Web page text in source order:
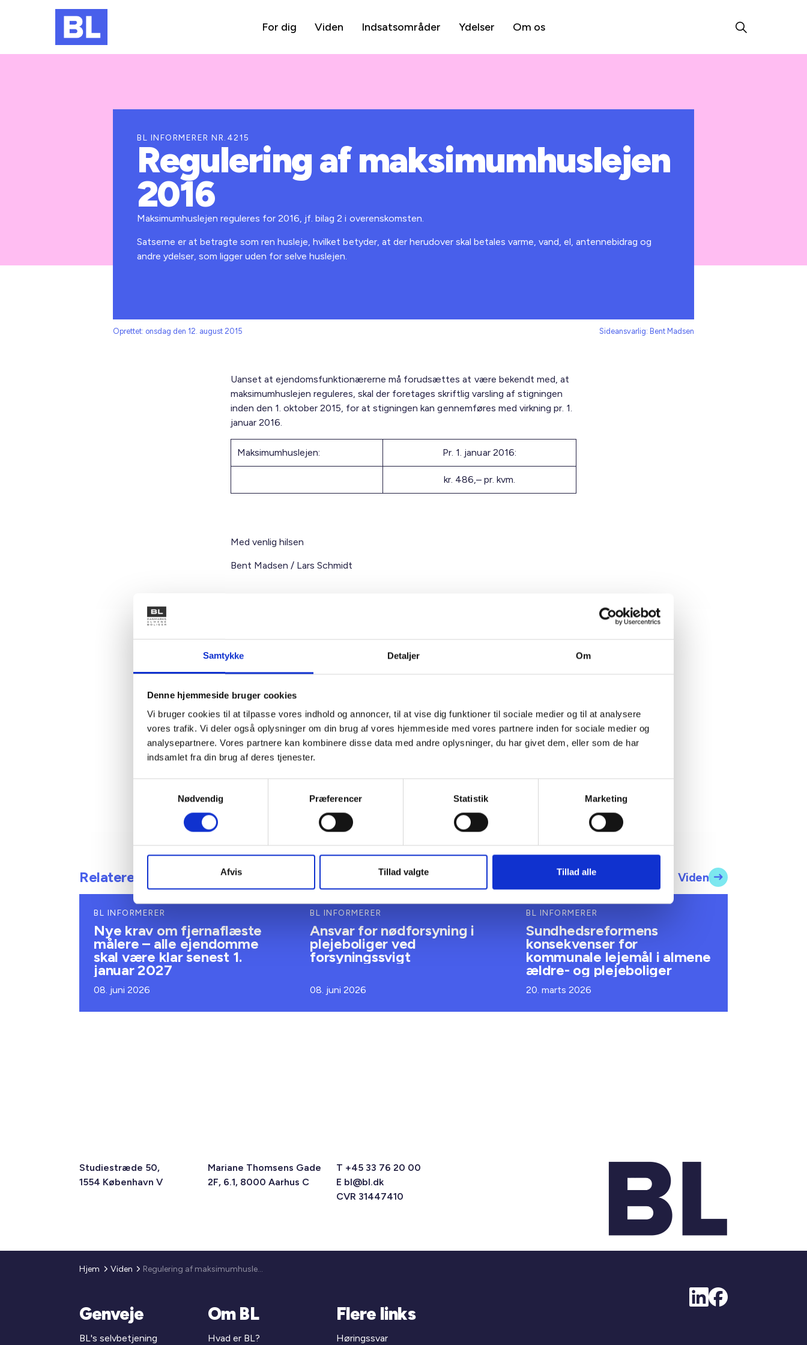
Samtykke Detaljer Om
Denne hjemmeside bruger cookies
Vi bruger cookies til at tilpasse vores indhold og annoncer, til at vise dig funktioner til sociale medier og til at analysere
vores trafik. Vi deler også oplysninger om din brug af vores hjemmeside med vores partnere inden for sociale medier og
analysepartnere. Vores partnere kan kombinere disse data med andre oplysninger, du har givet dem, eller som de har
indsamlet fra din brug af deres tjenester.
Nødvendig
Præferencer Statistik Marketing
Afvis Tillad valgte Tillad alle
For dig Viden Indsatsområder Ydelser Om os
BL INFORMERER NR.4215
Regulering af maksimumhuslejen
2016
Maksimumhuslejen reguleres for 2016, jf. bilag 2 i overenskomsten.
Satserne er at betragte som ren husleje, hvilket betyder, at der herudover skal betales varme, vand, el, antennebidrag og
andre ydelser, som ligger uden for selve huslejen.
Oprettet: onsdag den 12. august 2015 Sideansvarlig: Bent Madsen
Uanset at ejendomsfunktionærerne må forudsættes at være bekendt med, at
maksimumhuslejen reguleres, skal der foretages skriftlig varsling af stigningen
inden den 1. oktober 2015, for at stigningen kan gennemføres med virkning pr. 1.
januar 2016.
Maksimumhuslejen: Pr. 1. januar 2016:
kr. 486,– pr. kvm.
Med venlig hilsen
Bent Madsen / Lars Schmidt
Kontakt
Bent Madsen
Adm. direktør
Tlf: 28 88 18 77
Mail: bma@bl.dk
Relateret indhold Viden
BL INFORMERER
Nye krav om fjernaflæste
målere – alle ejendomme
skal være klar senest 1.
januar 2027
08. juni 2026
BL INFORMERER
Ansvar for nødforsyning i
plejeboliger ved
forsyningssvigt
08. juni 2026
BL INFORMERER
Sundhedsreformens
konsekvenser for
kommunale lejemål i almene
ældre- og plejeboliger
20. marts 2026
Studiestræde 50,
1554 København V
Mariane Thomsens Gade
2F, 6.1, 8000 Aarhus C
T +45 33 76 20 00
E bl@bl.dk
CVR 31447410
Hjem Viden Regulering af maksimumhuslejen 2016
Genveje
BL's selvbetjening
Om BL
Hvad er BL?
Flere links
Høringssvar